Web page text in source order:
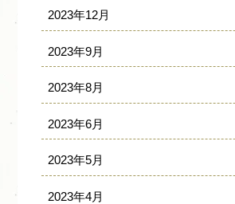
2023年12月
2023年9月
2023年8月
2023年6月
2023年5月
2023年4月